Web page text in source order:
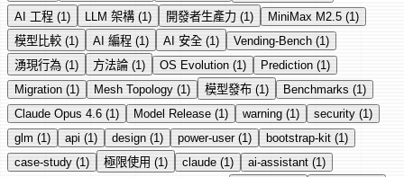
AI 工程 (1) LLM 架構 (1) 開發者生產力 (1) MiniMax M2.5 (1)
模型比較 (1) AI 編程 (1) AI 安全 (1) Vending-Bench (1)
湧現行為 (1) 方法論 (1) OS Evolution (1) Prediction (1)
Migration (1) Mesh Topology (1) 模型發布 (1) Benchmarks (1)
Claude Opus 4.6 (1) Model Release (1) warning (1) security (1)
glm (1) api (1) design (1) power-user (1) bootstrap-kit (1)
case-study (1) 極限使用 (1) claude (1) ai-assistant (1)